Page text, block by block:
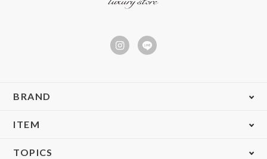
BRAND
ITEM
TOPICS